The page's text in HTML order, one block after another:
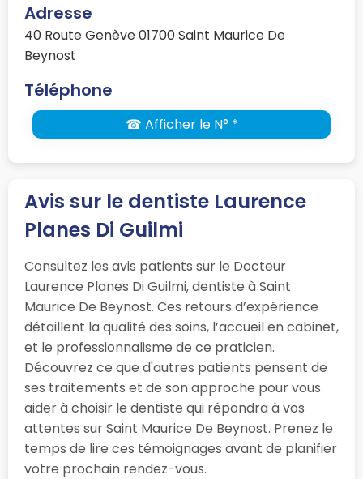
Adresse
40 Route Genève 01700 Saint Maurice De
Beynost
Téléphone
☎ Afficher le N° *
Avis sur le dentiste Laurence
Planes Di Guilmi
Consultez les avis patients sur le Docteur
Laurence Planes Di Guilmi, dentiste à Saint
Maurice De Beynost. Ces retours d’expérience
détaillent la qualité des soins, l’accueil en cabinet,
et le professionnalisme de ce praticien.
Découvrez ce que d'autres patients pensent de
ses traitements et de son approche pour vous
aider à choisir le dentiste qui répondra à vos
attentes sur Saint Maurice De Beynost. Prenez le
temps de lire ces témoignages avant de planifier
votre prochain rendez-vous.